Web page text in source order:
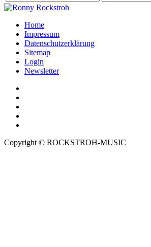
Home
Impressum
Datenschutzerklärung
Sitemap
Login
Newsletter
Copyright © ROCKSTROH-MUSIC